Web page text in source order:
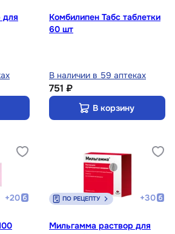
для
Комбилипен Табс таблетки
60 шт
В наличии в 59 аптеках
751 ₽
В корзину
+20 ПО РЕЦЕПТУ +30
Мильгамма раствор для